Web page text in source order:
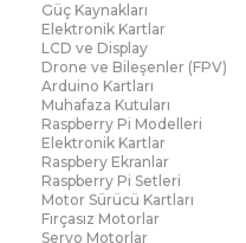
Güç Kaynakları
Elektronik Kartlar
LCD ve Display
Drone ve Bileşenler (FPV)
Arduino Kartları
Muhafaza Kutuları
Raspberry Pi Modelleri
Elektronik Kartlar
Raspbery Ekranlar
Raspberry Pi Setleri
Motor Sürücü Kartları
Fırçasız Motorlar
Servo Motorlar